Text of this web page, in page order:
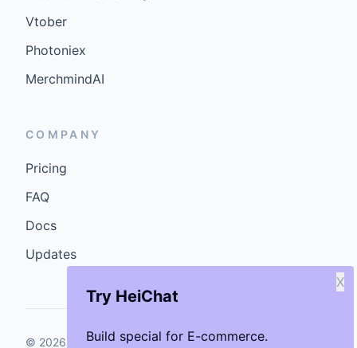
Try HeiChat
Build special for E-commerce.
X
Vtober
Photoniex
MerchmindAI
COMPANY
Pricing
FAQ
Docs
Updates
© 2026 GenCybers Inc. All rights reserved.